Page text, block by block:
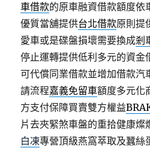
車借款的原車融資借款額度依
優質當舖提供台北借款原則提
愛車或是碟盤損壞需要換成剎
停止運轉提供低利多元的資金
可代償同業借款並增加借款汽
請流程嘉義免留車額度多元化
方支付保障買賣雙方權益
片去夾緊煞車盤的重拾健康燦
白凍專營頂級燕窩萃取及蠶絲